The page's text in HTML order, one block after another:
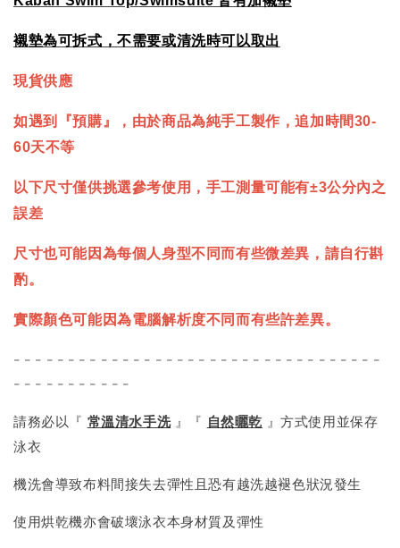
襯墊為可拆式，不需要或清洗時可以取出
現貨供應
如遇到『預購』，由於商品為純手工製作，追加時間30-
60天不等
以下尺寸僅供挑選參考使用，手工測量可能有±3公分內之
誤差
尺寸也可能因為每個人身型不同而有些微差異，請自行斟
酌。
實際顏色可能因為電腦解析度不同而有些許差異。
- - - - - - - - - - - - - - - - - - - - - - - - - - - - - - - - - -
- - - - - - - - - - -
請務必以『 常溫清水手洗』『 自然曬乾 』方式使用並保存
泳衣
機洗會導致布料間接失去彈性且恐有越洗越褪色狀況發生
使用烘乾機亦會破壞泳衣本身材質及彈性